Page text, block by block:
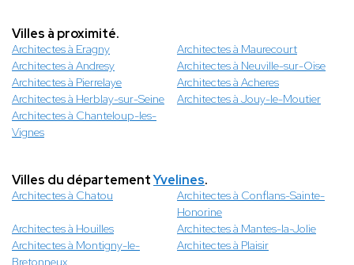
Villes à proximité.
Architectes à Eragny
Architectes à Maurecourt
Architectes à Andresy
Architectes à Neuville-sur-Oise
Architectes à Pierrelaye
Architectes à Acheres
Architectes à Herblay-sur-Seine
Architectes à Jouy-le-Moutier
Architectes à Chanteloup-les-
Vignes
Villes du départementYvelines.
Architectes à Chatou
Architectes à Conflans-Sainte-
Honorine
Architectes à Houilles
Architectes à Mantes-la-Jolie
Architectes à Montigny-le-
Architectes à Plaisir